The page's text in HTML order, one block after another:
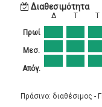
Διαθεσιμότητα
Πρωί
Μεσ.
Απόγ.
Δ Τ Τ
Πράσινο: διαθέσιμος -